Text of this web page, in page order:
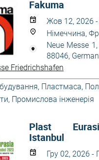
Fakuma
Жов 12, 2026
Німеччина,
Neue Messe
88046,
Friedrichshafen
, Пластмаса,
, Промислова інженерія
Plast
Istanbul
Гру 02, 2026 -